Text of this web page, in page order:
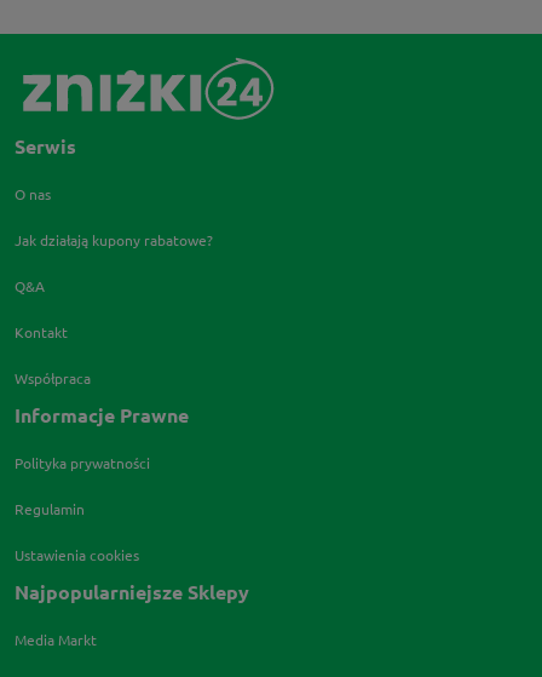
Serwis
O nas
Jak działają kupony rabatowe?
Q&A
Kontakt
Współpraca
Informacje Prawne
Polityka prywatności
Regulamin
Ustawienia cookies
Najpopularniejsze Sklepy
Media Markt